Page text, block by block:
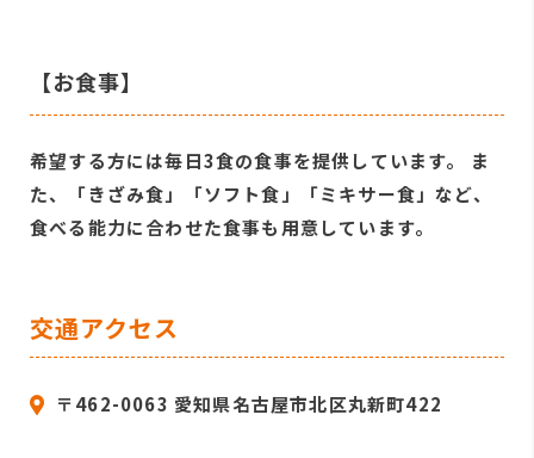
【お食事】
希望する方には毎日3食の食事を提供しています。 ま
た、「きざみ食」「ソフト食」「ミキサー食」など、
食べる能力に合わせた食事も用意しています。
交通アクセス
〒462-0063 愛知県名古屋市北区丸新町422